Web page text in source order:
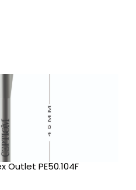
Outlet PE50.104F